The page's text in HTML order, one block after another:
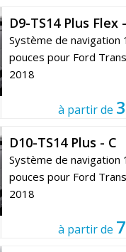
D9-TS14 Plus Flex
Système de navigation
pouces pour Ford
2018
à partir de
D10-TS14 Plus - C
Système de navigation
pouces pour Ford
2018
à partir de